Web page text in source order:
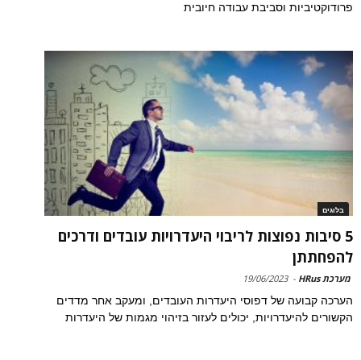
פרודוקטיביות וסביבת עבודה חיובית
בלוגים
5 סיבות נפוצות לריבוי היעדרויות עובדים ודרכים
להפחתתן
מערכת HRus -
19/06/2023
הערכה קבועה של דפוסי היעדרות העובדים, ומעקב אחר מדדים
הקשורים להיעדרויות, יכולים לעזור בזיהוי מגמות של היעדרות